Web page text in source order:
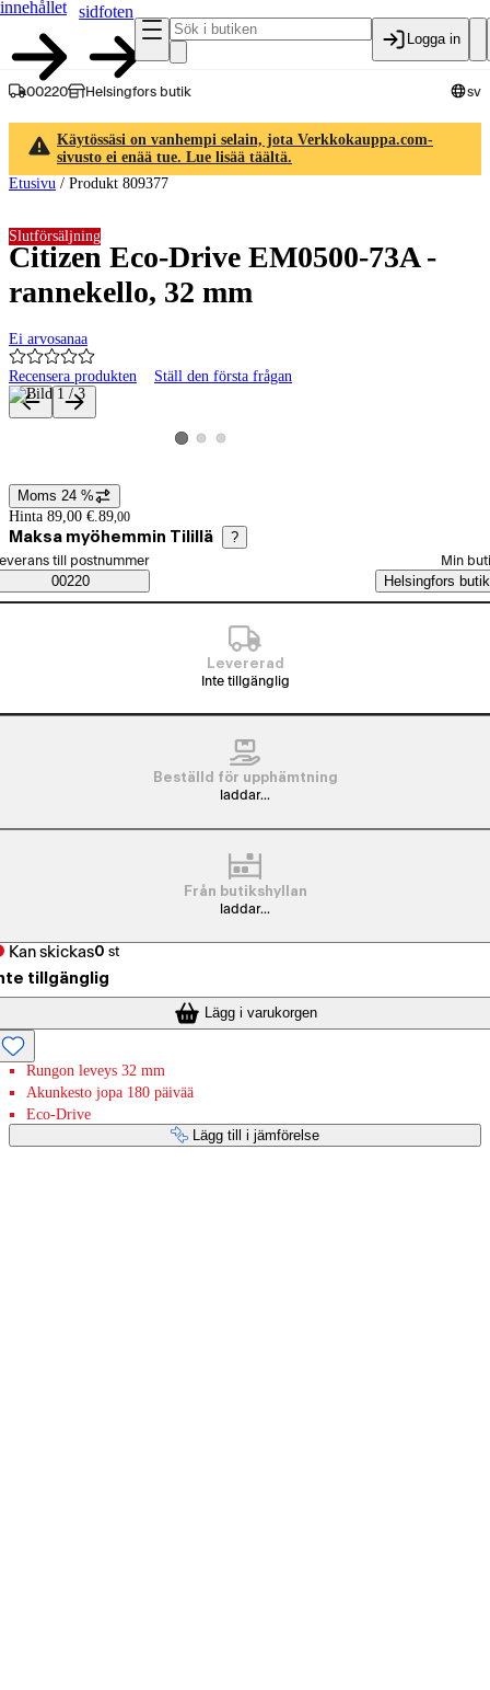
innehållet
sidfoten
Logga in
00220 Helsingfors butik sv
Käytössäsi on vanhempi selain, jota Verkkokauppa.com-
sivusto ei enää tue. Lue lisää täältä.
Etusivu / Produkt 809377
Citizen Eco-Drive EM0500-73A -
rannekello, 32 mm
Ei arvosanaa
Recensera produkten Ställ den första frågan
Slutförsäljning
Produktbilder och videor
Visa produktbild 1
Visa produktbild 2
Visa produktbild 3
Prisinformation
Moms 24 %
Hinta 89,00 €. 89,00
Maksa myöhemmin Tilillä ?
Saatavuustiedot
beställningssätt
till postnummer
00220
Min
Helsingfors butik
Levererad
Inte tillgänglig
Beställd för upphämtning
laddar...
Från butikshyllan
laddar...
Kan skickas0 st
tillgänglig
Lägg i varukorgen
Rungon leveys 32 mm
Akunkesto jopa 180 päivää
Eco-Drive
Lägg till i jämförelse